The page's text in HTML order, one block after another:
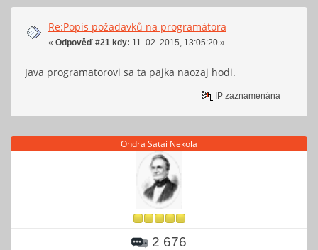
Re:Popis požadavků na programátora
« Odpověď #21 kdy: 11. 02. 2015, 13:05:20 »
Java programatorovi sa ta pajka naozaj hodi.
IP zaznamenána
Ondra Satai Nekola
2 676